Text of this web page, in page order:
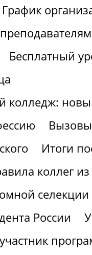
График
Бесплатный
колледж:
Итоги
коллег
России